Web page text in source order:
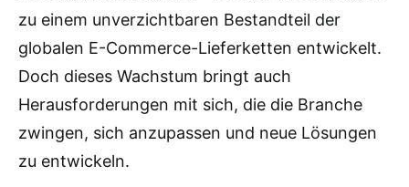
zu einem unverzichtbaren Bestandteil der
globalen E-Commerce-Lieferketten entwickelt.
Doch dieses Wachstum bringt auch
Herausforderungen mit sich, die die Branche
zwingen, sich anzupassen und neue Lösungen
zu entwickeln.